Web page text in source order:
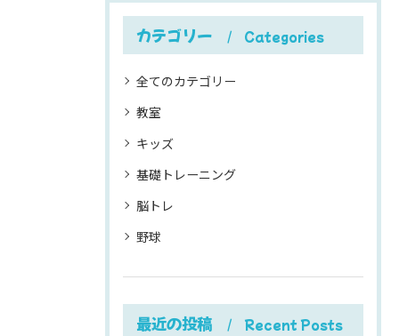
カテゴリー Categories
全てのカテゴリー
教室
キッズ
基礎トレーニング
脳トレ
野球
最近の投稿 Recent Posts